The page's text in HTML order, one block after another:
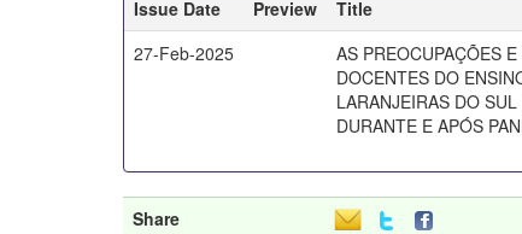
Issue Date
Preview Title
27-Feb-2025
AS PREOCUPAÇÕES
DOCENTES DO
LARANJEIRAS DO
DURANTE E APÓS
Share